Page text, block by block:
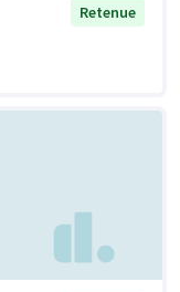
Retenue